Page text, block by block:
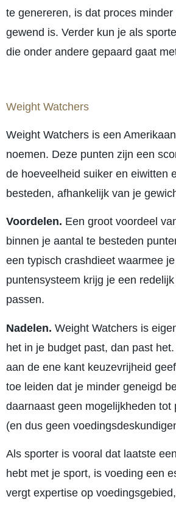
te genereren, is dat proces
gewend is. Verder kun je als
die onder andere gepaard gaat
Weight Watchers
Weight Watchers is een
noemen. Deze punten zijn een
de hoeveelheid suiker en eiwitten
besteden, afhankelijk van je
Voordelen. Een groot voordeel
binnen je aantal te besteden
een typisch crashdieet waarmee
puntensysteem krijg je een
passen.
Nadelen. Weight Watchers is
het in je budget past, dan past
aan de ene kant keuzevrijheid
toe leiden dat je minder geneigd
daarnaast geen mogelijkheden
(en dus geen
Als sporter is vooral dat laatste
hebt met je sport, is voeding een
vergt expertise op